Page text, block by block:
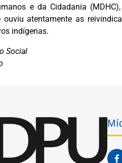
e da Cidadania
ouviu atentamente as
indígenas.
Social